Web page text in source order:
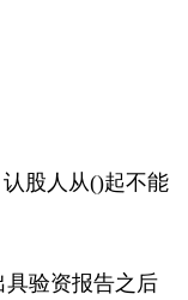
股人从()起不能
验资报告之后